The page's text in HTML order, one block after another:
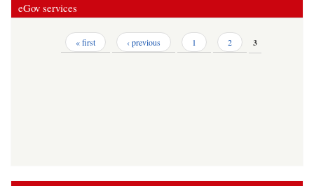
eGov services
« first ‹ previous 1 2 3